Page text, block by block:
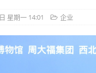
星期一 14:01 企业